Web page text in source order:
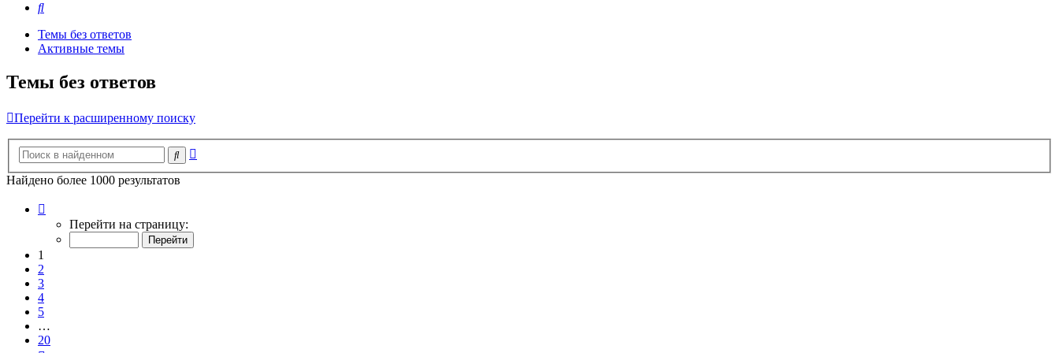
Поиск
Темы без ответов
Активные темы
Темы без ответов
Перейти к расширенному поиску
Поиск
Найдено более 1000 результатов
Перейти на страницу:
1
2
3
4
5
…
20